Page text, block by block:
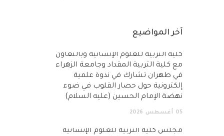
آخر المواضيع
كلية التربية للعلوم الإنسانية وبالتعاون
مع كلية التربية المقداد وجامعة الزهراء
في طهران تشارك في ندوة علمية
إلكترونية حول حصار القلوب في ضوء
نهضة الإمام الحسين (عليه السلام)
05 أغسطس 2026
مجلس كلية التربية للعلوم الإنسانية